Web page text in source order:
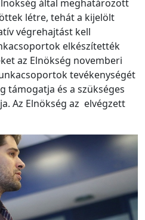
által meghatározott
létre, tehát a kijelölt
végrehajtást kell
elkészítették
az Elnökség novemberi
tevékenységét
támogatja és a szükséges
Az Elnökség az elvégzett